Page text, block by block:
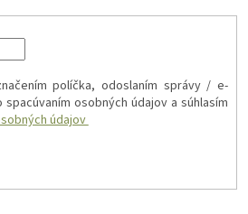
políčka, odoslaním správy / e-
osobných údajov a súhlasím
údajov